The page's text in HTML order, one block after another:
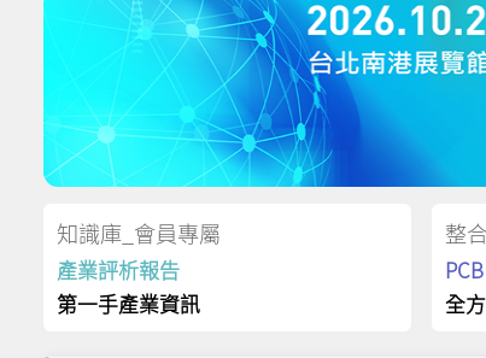
知識庫_會員專屬
產業評析報告
第一手產業資訊
整
全